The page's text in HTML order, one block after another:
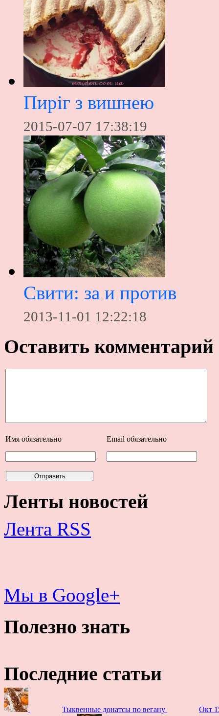
Пиріг з вишнею
2015-07-07 17:38:19
Свити: за и против
2013-11-01 12:22:18
Оставить комментарий
Имя обязательно Email обязательно
Ленты новостей
Лента RSS
Мы в Google+
Полезно знать
Последние статьи
Тыквенные донатсы по вегану Окт